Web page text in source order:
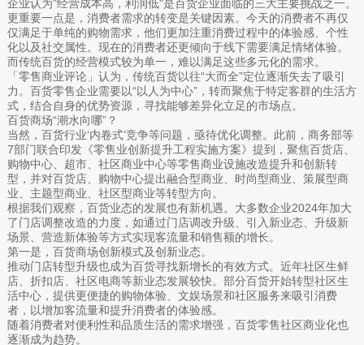
企业认为"经营成本高，利润低"是百货企业面临的三大主要挑战之一。
更重要一点是，消费者需求的转变是关键因素。今天的消费者不再仅
仅满足于单纯的购物需求，他们更加注重消费过程中的体验感、个性
化以及社交属性。现在的消费者还更倾向于线下需要满足情绪体验。
而传统百货的经营模式较为单一，难以满足这些多元化的需求。
「零售商业评论」认为，传统百货以往“大而全”定位逐渐失去了吸引
力。百货零售企业需要以“以人为中心”，转而聚焦于特定客群的生活方
式，结合自身的优势资源，寻找能够差异化立足的市场点。
百货商场“潮水向哪”？
当然，百货行业‘内卷式’竞争等问题，亟待优化调整。此前，商务部等
7部门联合印发《零售业创新提升工程实施方案》提到，聚焦百货店、
购物中心、超市、社区商业中心等零售商业设施改造提升和创新转
型，并对百货店、购物中心提出融合型商业、时尚型商业、策展型商
业、主题型商业、社区型商业等转型方向。
根据我们观察，百货业态的发展也有新机遇。大多数企业2024年加大
了门店调整改造的力度，如通过门店调改升级、引入新业态、升级新
场景、营造新体验等方式实现客流量和销售额的增长。
第一是，百货商场创新模式及创新业态。
推动门店转型升级也成为百货寻找新增长的有效方式。近年社区生鲜
店、折扣店、社区电商等新业态发展较快。部分百货开始转型社区生
活中心，提供更便捷的购物体验、文娱场景和社区服务来吸引消费
者，以增加客流量和提升消费者的体验感。
随着消费者对便利性和品质生活的需求增强，百货零售社区商业化也
逐渐成为趋势。